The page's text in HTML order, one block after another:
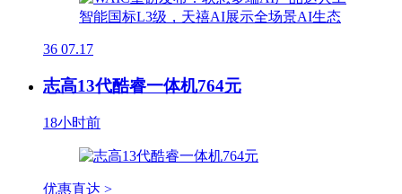
36 07.17
志高13代酷睿一体机764元
18小时前
优惠直达 >